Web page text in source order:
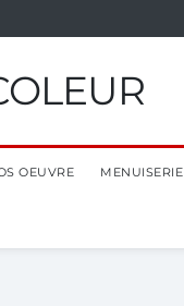
OEUVRE MENUISERIE